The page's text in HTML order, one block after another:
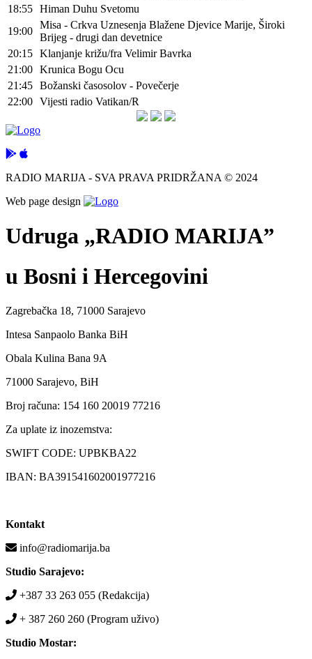
18:55 Himan Duhu Svetomu
19:00
Misa - Crkva Uznesenja Blažene Djevice Marije, Široki
Brijeg - drugi dan devetnice
20:15 Klanjanje križu/fra Velimir Bavrka
21:00 Krunica Bogu Ocu
21:45 Božanski časosolov - Povečerje
22:00 Vijesti radio Vatikan/R
RADIO MARIJA - SVA PRAVA PRIDRŽANA © 2024
Web page design
Udruga „RADIO MARIJA”
u Bosni i Hercegovini
Zagrebačka 18, 71000 Sarajevo
Intesa Sanpaolo Banka BiH
Obala Kulina Bana 9A
71000 Sarajevo, BiH
Broj računa: 154 160 20019 77216
Za uplate iz inozemstva:
SWIFT CODE: UPBKBA22
IBAN: BA391541602001977216
Kontakt
info@radiomarija.ba
Studio Sarajevo:
+387 33 263 055 (Redakcija)
+ 387 260 260 (Program uživo)
Studio Mostar: